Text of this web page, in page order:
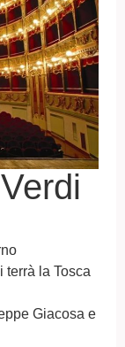
terrà la Tosca
Giacosa e